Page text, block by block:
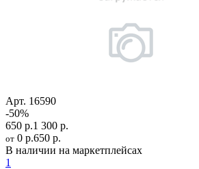
Арт. 16590
-50%
650 р.1 300 р.
от 0 р.650 р.
В наличии на маркетплейсах
1